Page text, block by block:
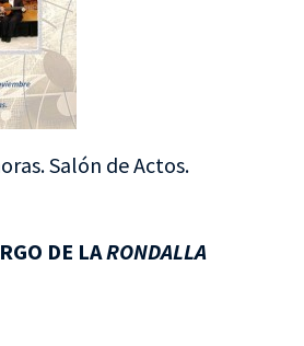
Salón de Actos.
DE LARONDALLA